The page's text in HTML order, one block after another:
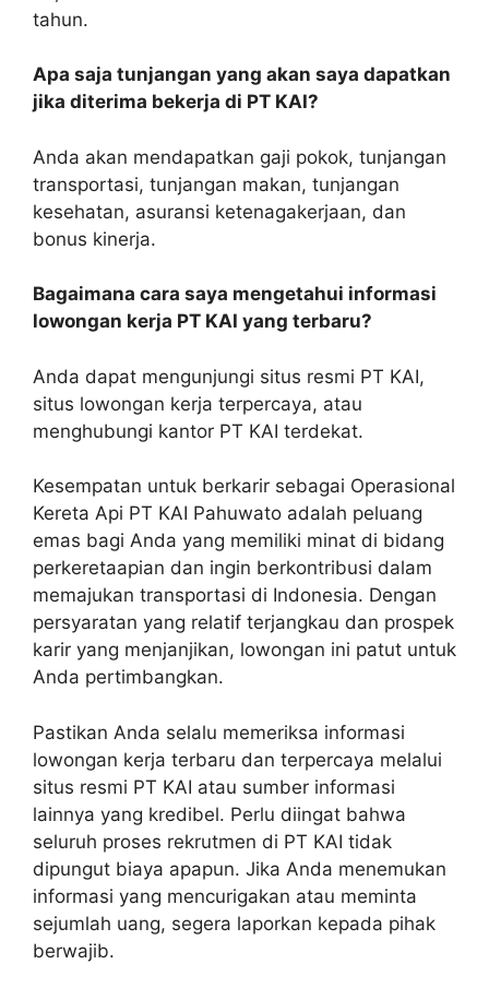
tahun.
Apa saja tunjangan yang akan saya dapatkan
jika diterima bekerja di PT KAI?
Anda akan mendapatkan gaji pokok, tunjangan
transportasi, tunjangan makan, tunjangan
kesehatan, asuransi ketenagakerjaan, dan
bonus kinerja.
Bagaimana cara saya mengetahui informasi
lowongan kerja PT KAI yang terbaru?
Anda dapat mengunjungi situs resmi PT KAI,
situs lowongan kerja terpercaya, atau
menghubungi kantor PT KAI terdekat.
Kesempatan untuk berkarir sebagai Operasional
Kereta Api PT KAI Pahuwato adalah peluang
emas bagi Anda yang memiliki minat di bidang
perkeretaapian dan ingin berkontribusi dalam
memajukan transportasi di Indonesia. Dengan
persyaratan yang relatif terjangkau dan prospek
karir yang menjanjikan, lowongan ini patut untuk
Anda pertimbangkan.
Pastikan Anda selalu memeriksa informasi
lowongan kerja terbaru dan terpercaya melalui
situs resmi PT KAI atau sumber informasi
lainnya yang kredibel. Perlu diingat bahwa
seluruh proses rekrutmen di PT KAI tidak
dipungut biaya apapun. Jika Anda menemukan
informasi yang mencurigakan atau meminta
sejumlah uang, segera laporkan kepada pihak
berwajib.